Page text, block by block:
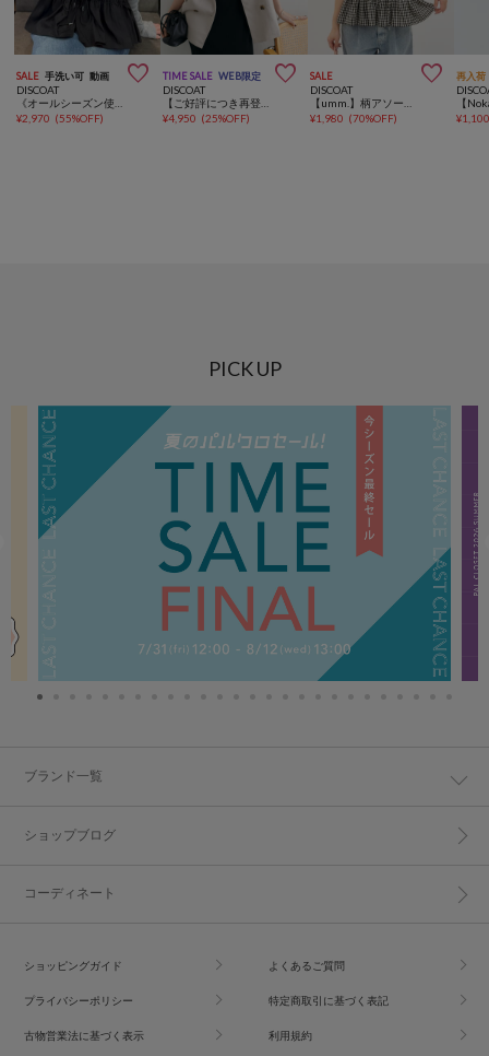
SALE 手洗い可 動画 
DISCOAT
¥2,970 (55%OFF)
TIME SALE WEB限定 
DISCOAT
¥4,950 (25%OFF)
SALE 
DISCOAT
¥1,980 (70%OFF)
再入荷
¥
PICK UP
ブランド一覧
ショップブログ
コーディネート
ショッピングガイド よくあるご質問
プライバシーポリシー 特定商取引に基づく表記
古物営業法に基づく表示 利用規約